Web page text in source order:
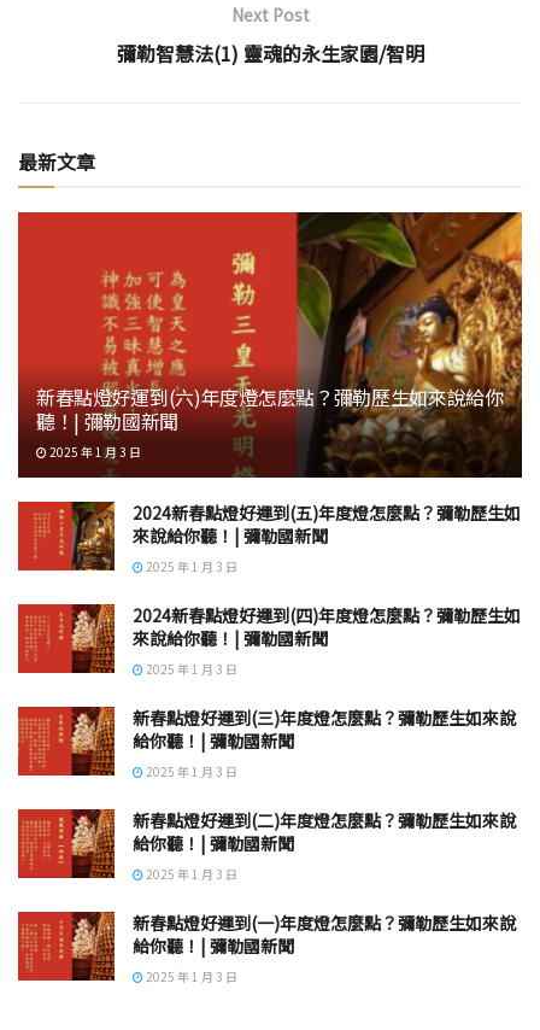
Next Post
彌勒智慧法(1) 靈魂的永生家園/智明
最新文章
新春點燈好運到(六)年度燈怎麼點？彌勒歷生如來說給你
聽！| 彌勒國新聞
2025 年 1 月 3 日
2024新春點燈好運到(五)年度燈怎麼點？彌勒歷生如
來說給你聽！| 彌勒國新聞
2025 年 1 月 3 日
2024新春點燈好運到(四)年度燈怎麼點？彌勒歷生如
來說給你聽！| 彌勒國新聞
2025 年 1 月 3 日
新春點燈好運到(三)年度燈怎麼點？彌勒歷生如來說
給你聽！| 彌勒國新聞
2025 年 1 月 3 日
新春點燈好運到(二)年度燈怎麼點？彌勒歷生如來說
給你聽！| 彌勒國新聞
2025 年 1 月 3 日
新春點燈好運到(一)年度燈怎麼點？彌勒歷生如來說
給你聽！| 彌勒國新聞
2025 年 1 月 3 日